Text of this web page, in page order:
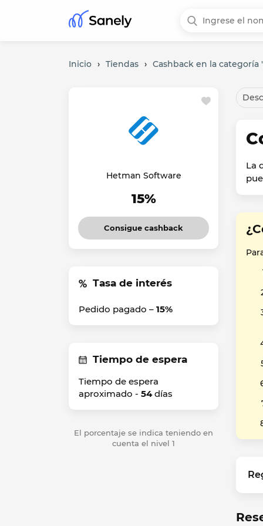
Inicio › Tiendas › Cashback en la categoría
Hetman Software
15%
Consigue cashback
Tasa de interés
Pedido pagado – 15%
Tiempo de espera
Tiempo de espera
aproximado - 54días
El porcentaje se indica teniendo en
cuenta el nivel 1
La